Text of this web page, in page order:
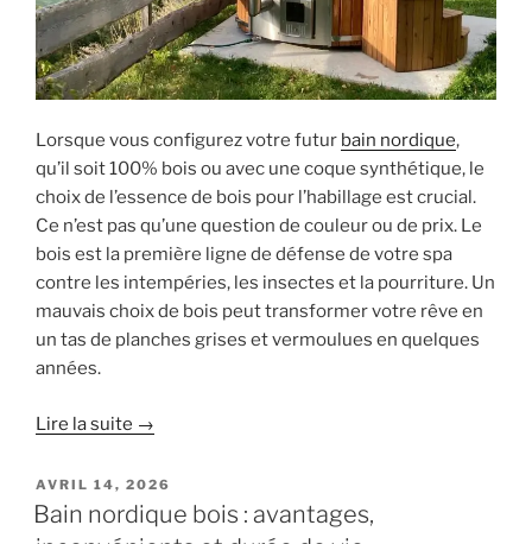
Lorsque vous configurez votre futur bain nordique,
qu’il soit 100% bois ou avec une coque synthétique, le
choix de l’essence de bois pour l’habillage est crucial.
Ce n’est pas qu’une question de couleur ou de prix. Le
bois est la première ligne de défense de votre spa
contre les intempéries, les insectes et la pourriture. Un
mauvais choix de bois peut transformer votre rêve en
un tas de planches grises et vermoulues en quelques
années.
Lire la suite →
PUBLIÉ
LE
AVRIL 14, 2026
Bain nordique bois : avantages,